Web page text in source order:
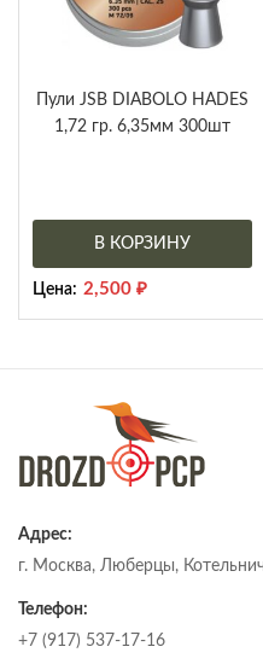
Пули JSB DIABOLO HADES
1,72 гр. 6,35мм 300шт
В КОРЗИНУ
Цена: 2,500 ₽
Адрес:
г. Москва, Люберцы,
Телефон:
+7 (917) 537-17-16